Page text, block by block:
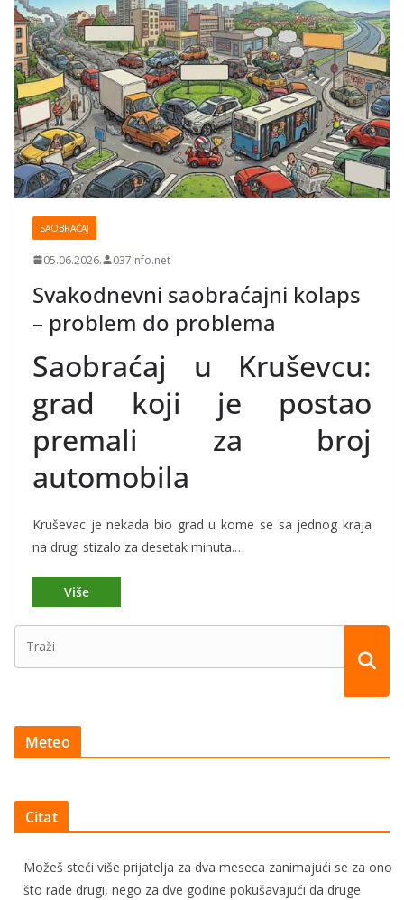
SAOBRAĆAJ
05.06.2026. 037info.net
Svakodnevni saobraćajni kolaps
– problem do problema
Saobraćaj u Kruševcu:
grad koji je postao
premali za broj
automobila
Kruševac je nekada bio grad u kome se sa jednog kraja
na drugi stizalo za desetak minuta.…
Meteo
Citat
Možeš steći više prijatelja za dva meseca zanimajući se za ono
što rade drugi, nego za dve godine pokušavajući da druge